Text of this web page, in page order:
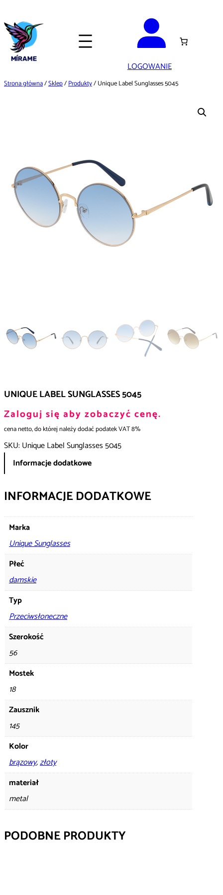
do
treści
LOGOWANIE
Strona główna/Sklep/Produkty/ Unique Label Sunglasses 5045
UNIQUE LABEL SUNGLASSES 5045
Zaloguj się aby zobaczyć cenę.
cena netto, do której należy dodać podatek VAT 8%
SKU: Unique Label Sunglasses 5045
Informacje dodatkowe
INFORMACJE DODATKOWE
Marka
Unique Sunglasses
Płeć
damskie
Typ
Przeciwsłoneczne
Szerokość
56
Mostek
18
Zausznik
145
Kolor
brązowy,złoty
materiał
metal
PODOBNE PRODUKTY